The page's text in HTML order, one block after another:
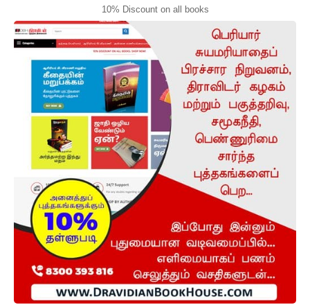
10% Discount on all books